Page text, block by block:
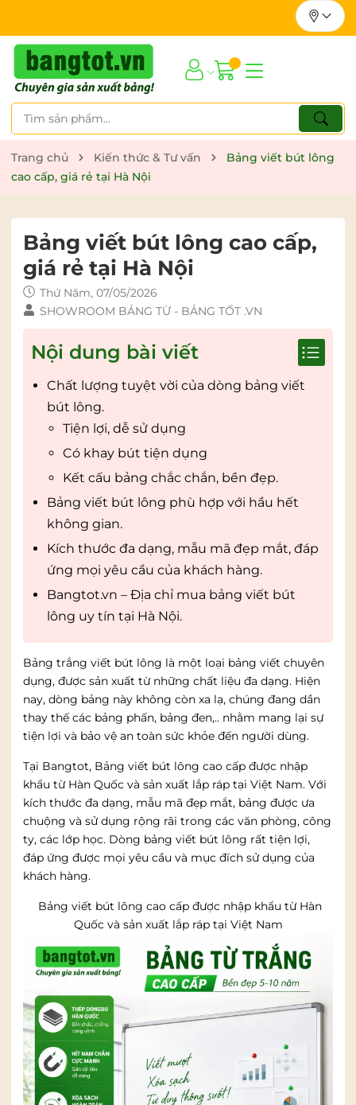
Trang chủ Kiến thức & Tư vấn
Bảng viết bút lông
cao cấp, giá rẻ tại Hà Nội
Bảng viết bút lông cao cấp,
giá rẻ tại Hà Nội
Thứ Năm, 07/05/2026
SHOWROOM BẢNG TỪ - BẢNG TỐT .VN
Nội dung bài viết
Chất lượng tuyệt vời của dòng bảng viết
bút lông.
Tiện lợi, dễ sử dụng
Có khay bút tiện dụng
Kết cấu bảng chắc chắn, bền đẹp.
Bảng viết bút lông phù hợp với hầu hết
không gian.
Kích thước đa dạng, mẫu mã đẹp mắt, đáp
ứng mọi yêu cầu của khách hàng.
Bangtot.vn – Địa chỉ mua bảng viết bút
lông uy tín tại Hà Nội.
Bảng trắng viết bút lông là một loại bảng viết chuyên
dụng, được sản xuất từ những chất liệu đa dạng. Hiện
nay, dòng bảng này không còn xa lạ, chúng đang dần
thay thế các bảng phấn, bảng đen,.. nhằm mang lại sự
tiện lợi và bảo vệ an toàn sức khỏe đến người dùng.
Tại Bangtot, Bảng viết bút lông cao cấp được nhập
khẩu từ Hàn Quốc và sản xuất lắp ráp tại Việt Nam. Với
kích thước đa dạng, mẫu mã đẹp mắt, bảng được ưa
chuộng và sử dụng rộng rãi trong các văn phòng, công
ty, các lớp học. Dòng bảng viết bút lông rất tiện lợi,
đáp ứng được mọi yêu cầu và mục đích sử dụng của
khách hàng.
Bảng viết bút lông cao cấp được nhập khẩu từ Hàn
Quốc và sản xuất lắp ráp tại Việt Nam